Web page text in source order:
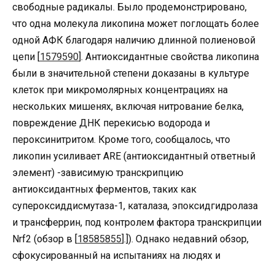
свободные радикалы. Было продемонстрировано,
что одна молекула ликопина может поглощать более
одной АФК благодаря наличию длинной полиеновой
цепи [1579590]. Антиоксидантные свойства ликопина
были в значительной степени доказаны в культуре
клеток при микромолярных концентрациях на
нескольких мишенях, включая нитрование белка,
повреждение ДНК перекисью водорода и
пероксинитритом. Кроме того, сообщалось, что
ликопин усиливает ARE (антиоксидантный ответный
элемент) -зависимую транскрипцию
антиоксидантных ферментов, таких как
супероксиддисмутаза-1, каталаза, эпоксидгидролаза
и трансферрин, под контролем фактора транскрипции
Nrf2 (обзор в [18585855].]). Однако недавний обзор,
сфокусированный на испытаниях на людях и